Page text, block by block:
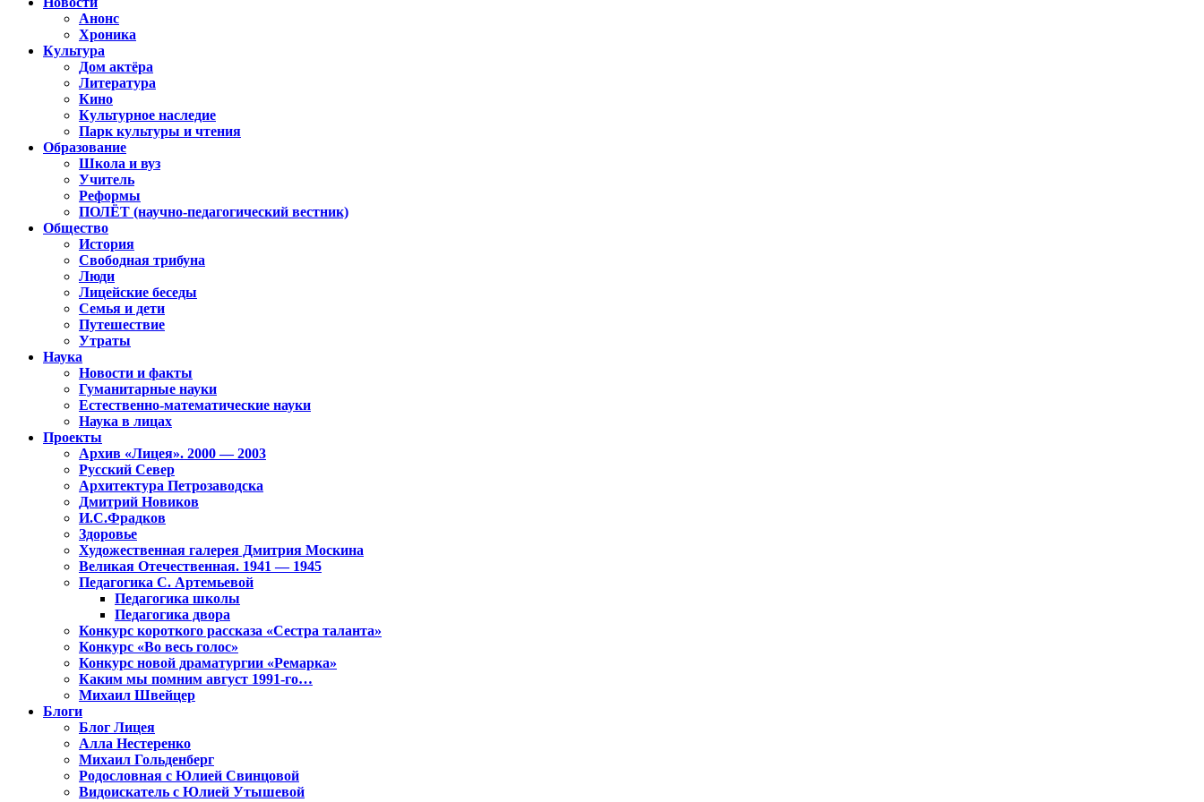
Анонс
Хроника
Культура
Дом актёра
Литература
Кино
Культурное наследие
Парк культуры и чтения
Образование
Школа и вуз
Учитель
Реформы
ПОЛЁТ (научно-педагогический вестник)
Общество
История
Свободная трибуна
Люди
Лицейские беседы
Семья и дети
Путешествие
Утраты
Наука
Новости и факты
Гуманитарные науки
Естественно-математические науки
Наука в лицах
Проекты
Архив «Лицея». 2000 — 2003
Русский Север
Архитектура Петрозаводска
Дмитрий Новиков
И.С.Фрадков
Здоровье
Художественная галерея Дмитрия Москина
Великая Отечественная. 1941 — 1945
Педагогика С. Артемьевой
Педагогика школы
Педагогика двора
Конкурс короткого рассказа «Сестра таланта»
Конкурс «Во весь голос»
Конкурс новой драматургии «Ремарка»
Каким мы помним август 1991-го…
Михаил Швейцер
Блоги
Блог Лицея
Алла Нестеренко
Михаил Гольденберг
Родословная с Юлией Свинцовой
Видоискатель с Юлией Утышевой